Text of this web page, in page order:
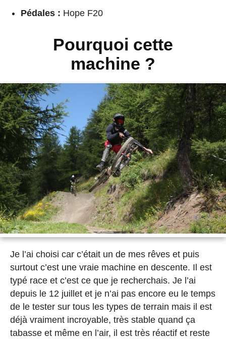
Pédales : Hope F20
Pourquoi cette
machine ?
Je l’ai choisi car c’était un de mes rêves et puis
surtout c’est une vraie machine en descente. Il est
typé race et c’est ce que je recherchais. Je l’ai
depuis le 12 juillet et je n’ai pas encore eu le temps
de le tester sur tous les types de terrain mais il est
déjà vraiment incroyable, très stable quand ça
tabasse et même en l’air, il est très réactif et reste